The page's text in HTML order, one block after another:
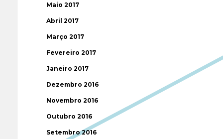
Maio 2017
Abril 2017
Março 2017
Fevereiro 2017
Janeiro 2017
Dezembro 2016
Novembro 2016
Outubro 2016
Setembro 2016